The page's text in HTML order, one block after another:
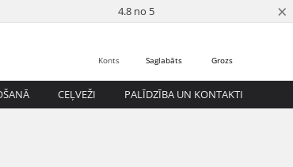
4.8 no 5 ×
Grozs
Saglabāts
Konts
CEĻVEŽI PALĪDZĪBA UN KONTAKTI